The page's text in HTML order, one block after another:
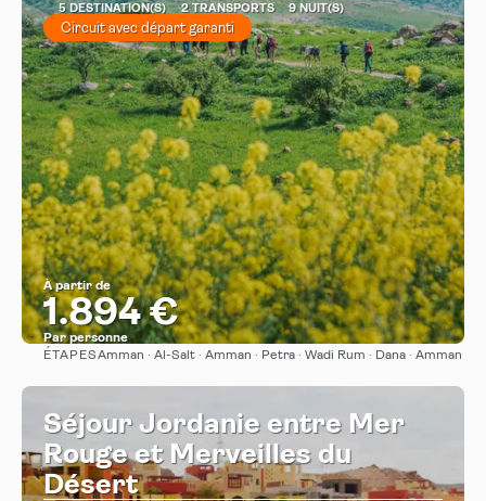
5 DESTINATION(S) 2 TRANSPORTS 9 NUIT(S)
Circuit avec départ garanti
À partir de
1.894 €
Par personne
ÉTAPESAmman · Al-Salt · Amman · Petra · Wadi Rum · Dana · Amman
Séjour Jordanie entre Mer
Rouge et Merveilles du
Désert